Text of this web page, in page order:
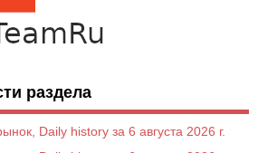
раздела
Daily history за 6 августа 2026 г.